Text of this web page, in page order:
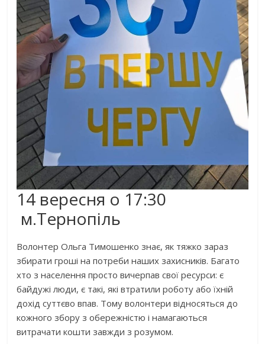
14 вересня о 17:30
м.Тернопіль
Волонтер Ольга Тимошенко знає, як тяжко зараз
збирати гроші на потреби наших захисників. Багато
хто з населення просто вичерпав свої ресурси: є
байдужі люди, є такі, які втратили роботу або їхній
дохід суттєво впав. Тому волонтери відносяться до
кожного збору з обережністю і намагаються
витрачати кошти завжди з розумом.